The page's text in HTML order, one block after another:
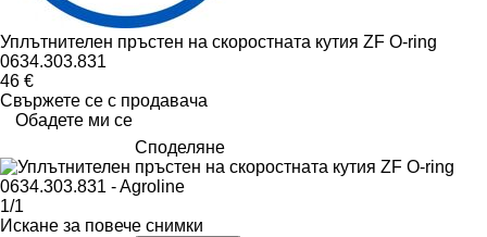
Уплътнителен пръстен на скоростната кутия ZF O-ring
0634.303.831
46 €
Свържете се с продавача
Обадете ми се
Споделяне
1/1
Искане за повече снимки